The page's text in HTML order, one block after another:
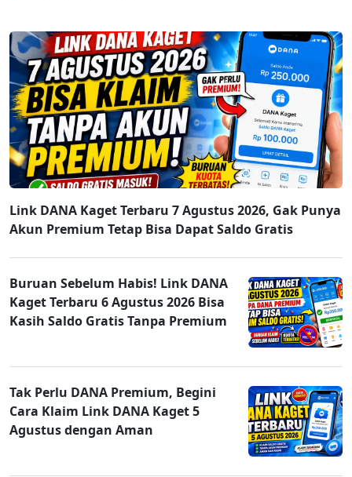
Link DANA Kaget Terbaru 7 Agustus 2026, Gak Punya
Akun Premium Tetap Bisa Dapat Saldo Gratis
Buruan Sebelum Habis! Link DANA
Kaget Terbaru 6 Agustus 2026 Bisa
Kasih Saldo Gratis Tanpa Premium
Tak Perlu DANA Premium, Begini
Cara Klaim Link DANA Kaget 5
Agustus dengan Aman